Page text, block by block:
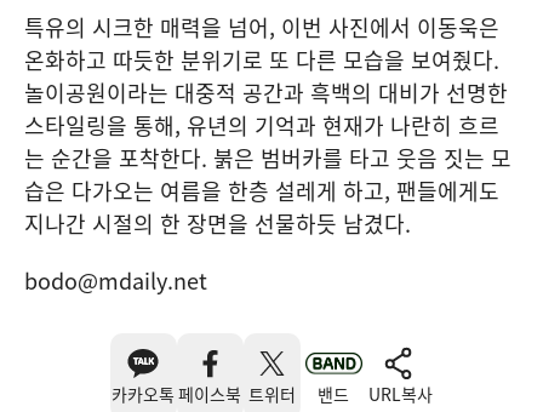
특유의 시크한 매력을 넘어, 이번 사진에서 이동욱은
온화하고 따듯한 분위기로 또 다른 모습을 보여줬다.
놀이공원이라는 대중적 공간과 흑백의 대비가 선명한
스타일링을 통해, 유년의 기억과 현재가 나란히 흐르
는 순간을 포착한다. 붉은 범버카를 타고 웃음 짓는 모
습은 다가오는 여름을 한층 설레게 하고, 팬들에게도
지나간 시절의 한 장면을 선물하듯 남겼다.
bodo@mdaily.net
카카오톡 페이스북 트위터 밴드 URL복사